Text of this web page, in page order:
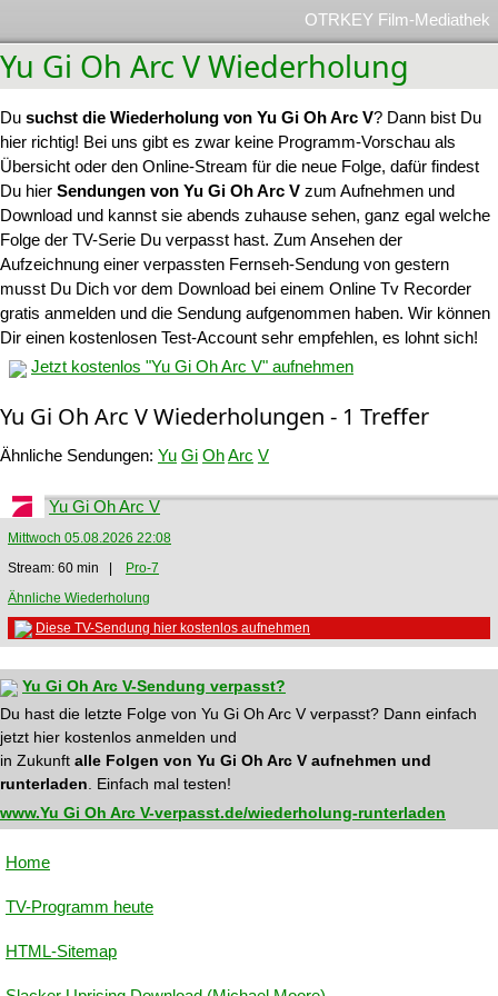
OTRKEY Film-Mediathek
Yu Gi Oh Arc V Wiederholung
Du suchst die Wiederholung von Yu Gi Oh Arc V? Dann bist Du
hier richtig! Bei uns gibt es zwar keine Programm-Vorschau als
Übersicht oder den Online-Stream für die neue Folge, dafür findest
Du hier Sendungen von Yu Gi Oh Arc V zum Aufnehmen und
Download und kannst sie abends zuhause sehen, ganz egal welche
Folge der TV-Serie Du verpasst hast. Zum Ansehen der
Aufzeichnung einer verpassten Fernseh-Sendung von gestern
musst Du Dich vor dem Download bei einem Online Tv Recorder
gratis anmelden und die Sendung aufgenommen haben. Wir können
Dir einen kostenlosen Test-Account sehr empfehlen, es lohnt sich!
Jetzt kostenlos "Yu Gi Oh Arc V" aufnehmen
Yu Gi Oh Arc V Wiederholungen - 1 Treffer
Ähnliche Sendungen: Yu Gi OhArc V
Yu Gi Oh Arc V
Mittwoch 05.08.2026 22:08
Stream: 60 min |
Pro-7
Ähnliche Wiederholung
Diese TV-Sendung hier kostenlos aufnehmen
Yu Gi Oh Arc V-Sendung verpasst?
Du hast die letzte Folge von Yu Gi Oh Arc V verpasst? Dann einfach
jetzt hier kostenlos anmelden und
in Zukunft alle Folgen von Yu Gi Oh Arc V aufnehmen und
runterladen . Einfach mal testen!
www.Yu Gi Oh Arc V-verpasst.de/wiederholung-runterladen
Home
TV-Programm heute
HTML-Sitemap